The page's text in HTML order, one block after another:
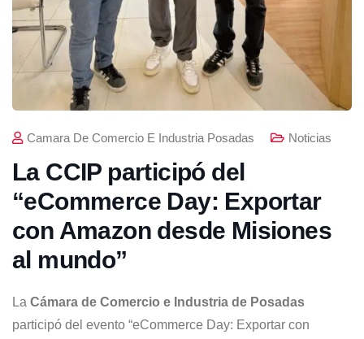
Camara De Comercio E Industria Posadas Noticias
La CCIP participó del
“eCommerce Day: Exportar
con Amazon desde Misiones
al mundo”
La Cámara de Comercio e Industria de Posadas
participó del evento “eCommerce Day: Exportar con